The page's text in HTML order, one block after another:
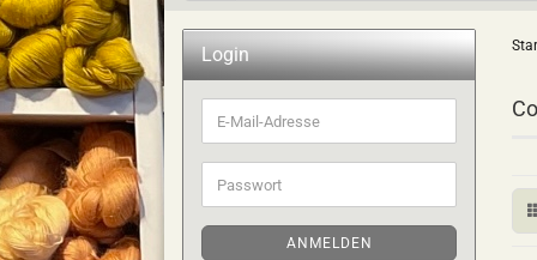
Login
E-
Mail-
Adresse
Passwort
ANMELDEN